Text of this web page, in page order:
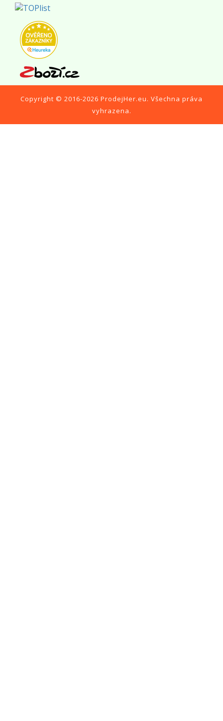
Copyright © 2016-2026 ProdejHer.eu. Všechna práva
vyhrazena.